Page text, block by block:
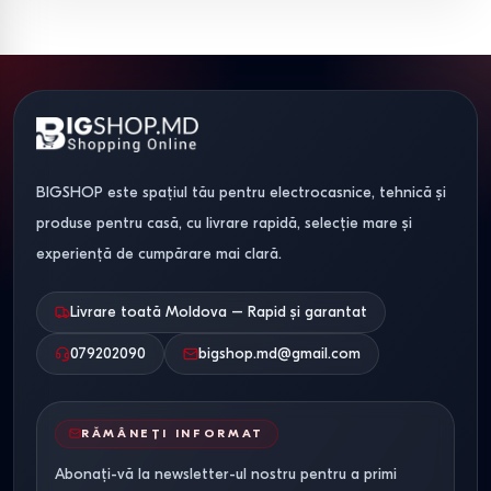
Bissa
pentru holuri mici
Stall
Trendy
Fiona
80 Variabil
Bancă integrată
pentru confort
instalare
Pentru a prelungi durata de viață a mobilierului din PAL
Îngrijire.Curățați suprafețele săptămânal cu o lavetă
moale, ușor umedă. Evitați contactul direct cu apa la
BIGSHOP este spațiul tău pentru electrocasnice, tehnică și
produse pentru casă, cu livrare rapidă, selecție mare și
experiență de cumpărare mai clară.
Livrare toată Moldova – Rapid și garantat
079202090 bigshop.md@gmail.com
RĂMÂNEȚI INFORMAT
Abonați-vă la newsletter-ul nostru pentru a primi